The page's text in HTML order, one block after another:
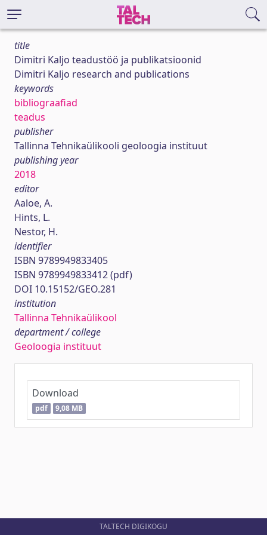
title
Dimitri Kaljo teadustöö ja publikatsioonid
Dimitri Kaljo research and publications
keywords
bibliograafiad
teadus
publisher
Tallinna Tehnikaülikooli geoloogia instituut
publishing year
2018
editor
Aaloe, A.
Hints, L.
Nestor, H.
identifier
ISBN 9789949833405
ISBN 9789949833412 (pdf)
DOI 10.15152/GEO.281
institution
Tallinna Tehnikaülikool
department / college
Geoloogia instituut
Download
pdf 9,08 MB
TALTECH DIGIKOGU